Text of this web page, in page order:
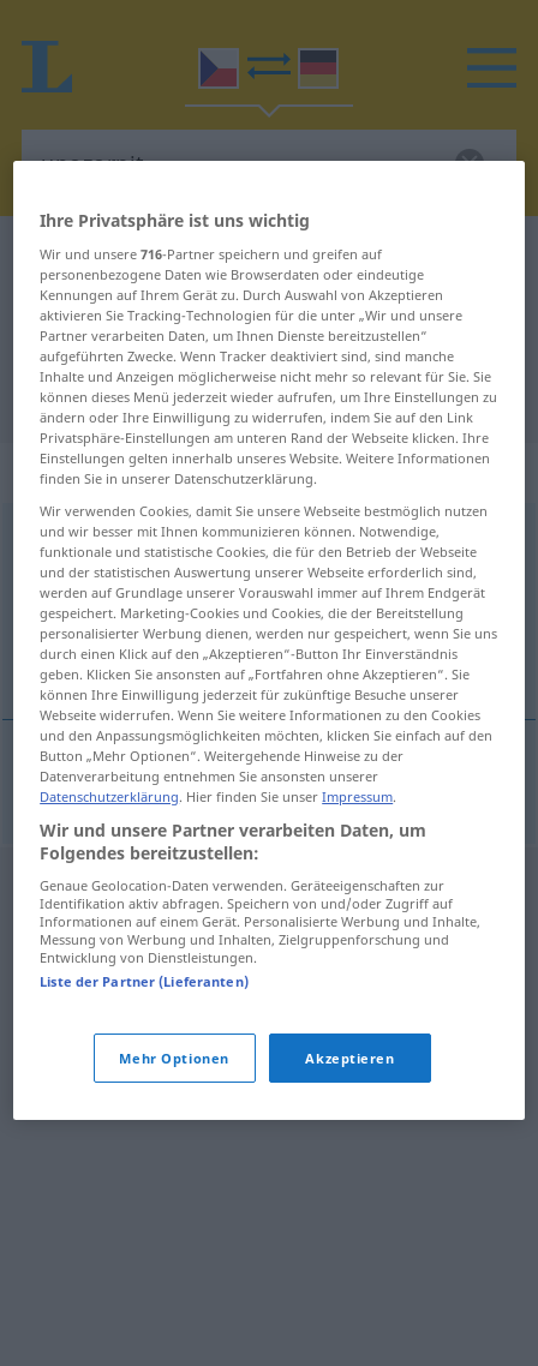
Tschechisch-Deutsch Wörterbuch upozornit
Tschechisch-Deutsch Übersetzung
für "upozornit"
"upozornit" Deutsch Übersetzung
„upozornit“
upozornit <pf>,upozorňovat<-ňuji >
Übersicht aller Übersetzungen
(Für mehr Details die Übersetzung anklicken/antippen)
aufmerksam machen, hinweisen
aufmerksammachen,hinweisen upozornit
Ihre Privatsphäre ist uns wichtig
Wir und unsere716-Partner speichern und greifen auf
personenbezogene Daten wie Browserdaten oder eindeutige
Kennungen auf Ihrem Gerät zu. Durch Auswahl von Akzeptieren
aktivieren Sie Tracking-Technologien für die unter „Wir und unsere
Partner verarbeiten Daten, um Ihnen Dienste bereitzustellen“
aufgeführten Zwecke. Wenn Tracker deaktiviert sind, sind manche
Inhalte und Anzeigen möglicherweise nicht mehr so relevant für Sie. Sie
können dieses Menü jederzeit wieder aufrufen, um Ihre Einstellungen zu
ändern oder Ihre Einwilligung zu widerrufen, indem Sie auf den Link
Privatsphäre-Einstellungen am unteren Rand der Webseite klicken. Ihre
Einstellungen gelten innerhalb unseres Website. Weitere Informationen
finden Sie in unserer Datenschutzerklärung.
Wir verwenden Cookies, damit Sie unsere Webseite bestmöglich nutzen
und wir besser mit Ihnen kommunizieren können. Notwendige,
funktionale und statistische Cookies, die für den Betrieb der Webseite
und der statistischen Auswertung unserer Webseite erforderlich sind,
werden auf Grundlage unserer Vorauswahl immer auf Ihrem Endgerät
gespeichert. Marketing-Cookies und Cookies, die der Bereitstellung
personalisierter Werbung dienen, werden nur gespeichert, wenn Sie uns
durch einen Klick auf den „Akzeptieren“-Button Ihr Einverständnis
geben. Klicken Sie ansonsten auf „Fortfahren ohne Akzeptieren“. Sie
können Ihre Einwilligung jederzeit für zukünftige Besuche unserer
Webseite widerrufen. Wenn Sie weitere Informationen zu den Cookies
und den Anpassungsmöglichkeiten möchten, klicken Sie einfach auf den
Button „Mehr Optionen“. Weitergehende Hinweise zu der
Datenverarbeitung entnehmen Sie ansonsten unserer
Datenschutzerklärung. Hier finden Sie unserImpressum.
Wir und unsere Partner verarbeiten Daten, um
Folgendes bereitzustellen:
Genaue Geolocation-Daten verwenden. Geräteeigenschaften zur
Identifikation aktiv abfragen. Speichern von und/oder Zugriff auf
Informationen auf einem Gerät. Personalisierte Werbung und Inhalte,
Messung von Werbung und Inhalten, Zielgruppenforschung und
Entwicklung von Dienstleistungen.
Liste der Partner (Lieferanten)
Mehr Optionen Akzeptieren